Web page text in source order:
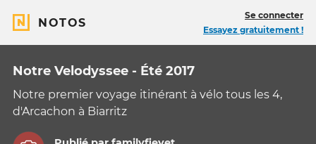
NOTOS
Se connecter
Essayez gratuitement !
Notre Velodyssee - Été 2017
Notre premier voyage itinérant à vélo tous les 4,
d'Arcachon à Biarritz